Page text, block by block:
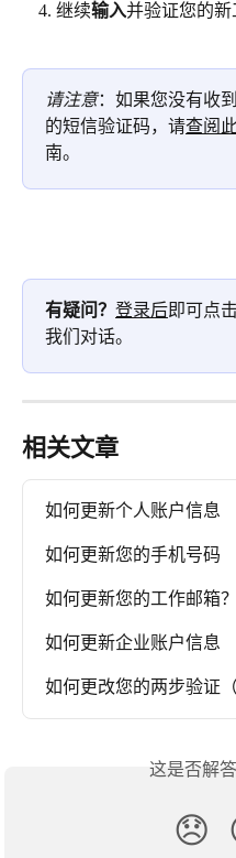
继续输入并验证您的新
请注意：如果您没有收
的短信验证码，请查阅
南。
有疑问？ 登录后即可点
我们对话。
相关文章
如何更新个人账户信息
如何更新您的手机号码
如何更新您的工作邮箱？
如何更新企业账户信息
如何更改您的两步验证
这是否解
😞